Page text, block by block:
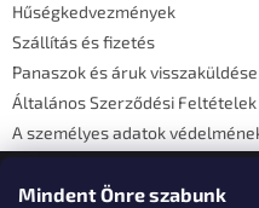
Mindent Önre szabunk
Hűségkedvezmények
Szállítás és fizetés
Panaszok és áruk visszaküldése
Általános Szerződési Feltételek
A személyes adatok
Elérhetőségi adatok